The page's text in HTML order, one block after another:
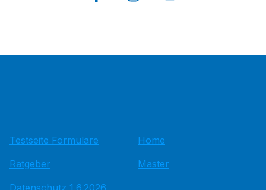
Testseite Formulare
Ratgeber
Datenschutz 1.6.2026
Home
Master